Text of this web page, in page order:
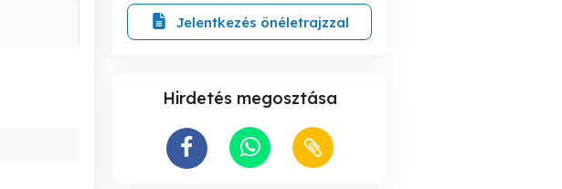
Jelentkezés önéletrajzzal
Hirdetés megosztása